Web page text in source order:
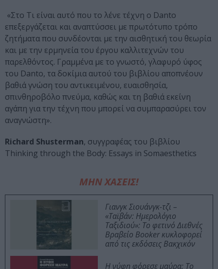
«Στο Τι είναι αυτό που το λένε τέχνη ο Danto
επεξεργάζεται και αναπτύσσει με πρωτότυπο τρόπο
ζητήματα που συνδέονται με την αισθητική του θεωρία
και με την ερμηνεία του έργου καλλιτεχνών του
παρελθόντος. Γραμμένα με το γνωστό, γλαφυρό ύφος
του Danto, τα δοκίμια αυτού του βιβλίου αποπνέουν
βαθιά γνώση του αντικειμένου, ευαισθησία,
σπινθηροβόλο πνεύμα, καθώς και τη βαθιά εκείνη
αγάπη για την τέχνη που μπορεί να συμπαρασύρει τον
αναγνώστη».
Richard Shusterman, συγγραφέας του βιβλίου
Thinking through the Body: Essays in Somaesthetics
ΜΗΝ ΧΑΣΕΙΣ!
Γιανγκ Σιουάνγκ-τζι –
«Ταϊβάν: Ημερολόγιο
Ταξιδιού»: Το φετινό Διεθνές
Βραβείο Booker κυκλοφορεί
από τις εκδόσεις Βακχικόν
Η νύφη φόρεσε μαύρα: Το